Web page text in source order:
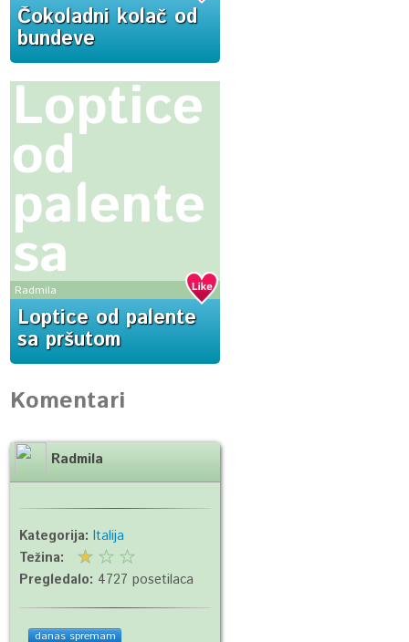
Čokoladni kolač od
bundeve
Loptice
od
palente
sa
pršutom
Radmila
Loptice od palente
sa pršutom
Komentari
Radmila
Kategorija:Italija
Težina:
Pregledalo: 4727 posetilaca
danas spremam